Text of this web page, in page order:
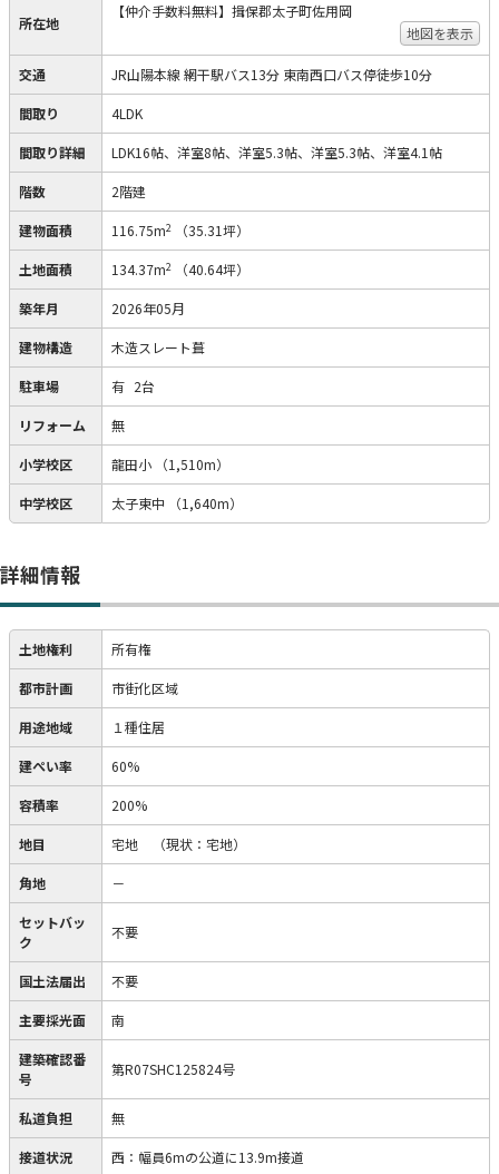
所在地
【仲介手数料無料】揖保郡太子町佐用岡
地図を表示
交通 JR山陽本線 網干駅バス13分 東南西口バス停徒歩10分
間取り 4LDK
間取り詳細 LDK16帖、洋室8帖、洋室5.3帖、洋室5.3帖、洋室4.1帖
階数 2階建
建物面積 116.75m2 （35.31坪）
土地面積 134.37m2 （40.64坪）
築年月 2026年05月
建物構造 木造スレート葺
駐車場 有 2台
リフォーム 無
小学校区 龍田小 （1,510m）
中学校区 太子東中 （1,640m）
詳細情報
土地権利 所有権
都市計画 市街化区域
用途地域 １種住居
建ぺい率 60%
容積率 200%
地目 宅地 （現状：宅地）
角地 －
セットバッ
ク
不要
国土法届出 不要
主要採光面 南
建築確認番
号
第R07SHC125824号
私道負担 無
接道状況 西：幅員6mの公道に13.9m接道